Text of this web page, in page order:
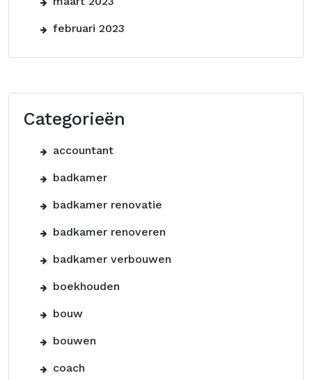
februari 2023
Categorieën
accountant
badkamer
badkamer renovatie
badkamer renoveren
badkamer verbouwen
boekhouden
bouw
bouwen
coach